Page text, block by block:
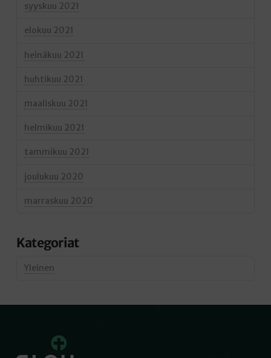
syyskuu 2021
elokuu 2021
heinäkuu 2021
huhtikuu 2021
maaliskuu 2021
helmikuu 2021
tammikuu 2021
joulukuu 2020
marraskuu 2020
Kategoriat
Yleinen